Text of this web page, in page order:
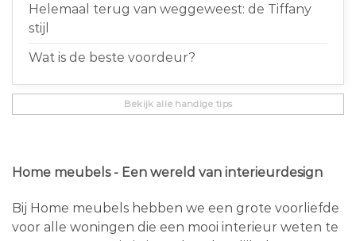
Helemaal terug van weggeweest: de Tiffany
stijl
Wat is de beste voordeur?
Bekijk alle handige tips
Home meubels - Een wereld van interieurdesign
Bij Home meubels hebben we een grote voorliefde
voor alle woningen die een mooi interieur weten te